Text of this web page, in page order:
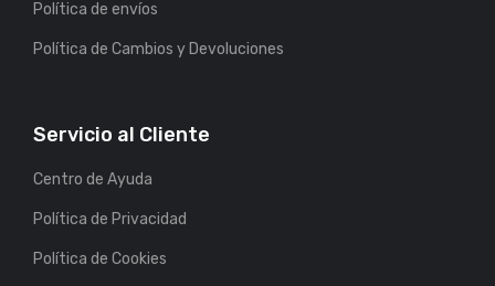
Política de envíos
Política de Cambios y Devoluciones
Servicio al Cliente
Centro de Ayuda
Política de Privacidad
Política de Cookies